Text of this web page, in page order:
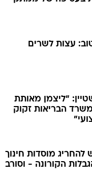
עצות לשרים
"ליצמן מאותת
הבריאות זקוק
להחריג מוסדות חינוך
הקורונה - וסורב